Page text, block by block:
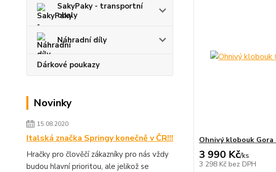
SakyPaky - transportní
obaly
Náhradní díly
Dárkové poukazy
Novinky
15.08.2020
Italská značka Springy konečně v ČR!!!
Hračky pro člověčí zákazníky pro nás vždy
budou hlavní prioritou, ale jelikož se
Ohnivý klobouk Gora
3 990 Kč/ks
3 298 Kč bez DPH